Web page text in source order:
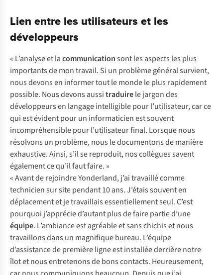
Lien entre les utilisateurs et les
développeurs
« L’analyse et lacommunicationsont les aspects les plus
importants de mon travail. Si un problème général survient,
nous devons en informer tout le monde le plus rapidement
possible. Nous devons aussitraduirele jargon des
développeurs en langage intelligible pour l’utilisateur, car ce
qui est évident pour un informaticien est souvent
incompréhensible pour l’utilisateur final. Lorsque nous
résolvons un problème, nous le documentons de manière
exhaustive. Ainsi, s’il se reproduit, nos collègues savent
également ce qu’il faut faire. »
« Avant de rejoindre Yonderland, j’ai travaillé comme
technicien sur site pendant 10 ans. J’étais souvent en
déplacement et je travaillais essentiellement seul. C’est
pourquoi j’apprécie d’autant plus de faire partie d’une
équipe. L’ambiance est agréable et sans chichis et nous
travaillons dans un magnifique bureau. L’équipe
d’assistance de première ligne est installée derrière notre
îlot et nous entretenons de bons contacts. Heureusement,